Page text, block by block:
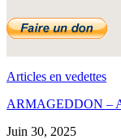
Articles en vedettes
ARMAGEDDON –
Juin 30, 2025